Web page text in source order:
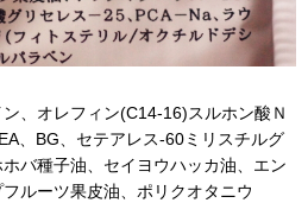
、オレフィン(C14-16)スルホン酸Ｎ
、BG、セテアレス-60ミリスチルグ
バ種子油、セイヨウハッカ油、エン
ルーツ果皮油、ポリクオタニウ